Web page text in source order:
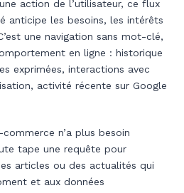
action de l’utilisateur, ce flux
anticipe les besoins, les intérêts
une navigation sans mot-clé,
en ligne : historique
exprimées, interactions avec
activité récente sur Google
n’a plus besoin
tape une requête pour
articles ou des actualités qui
et aux données